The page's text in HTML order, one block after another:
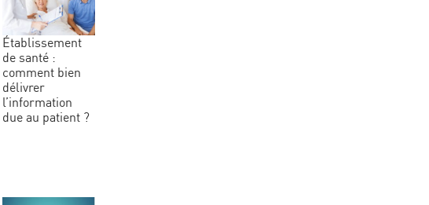
établissement
de santé :
comment bien
délivrer
l’information
due au patient ?